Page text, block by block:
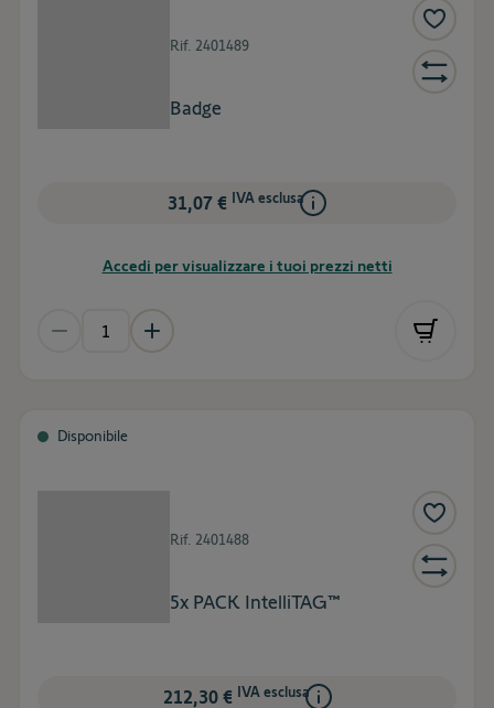
Rif. 2401489
Badge
31,07 € IVA esclusa
Accedi per visualizzare i tuoi prezzi netti
Disponibile
Rif. 2401488
5x PACK IntelliTAG™
212,30 € IVA esclusa